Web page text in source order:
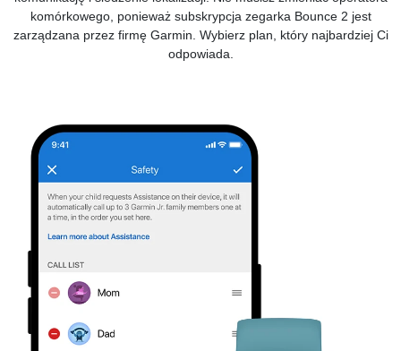
komórkowego, ponieważ subskrypcja zegarka Bounce 2 jest
zarządzana przez firmę Garmin. Wybierz plan, który najbardziej Ci
odpowiada.